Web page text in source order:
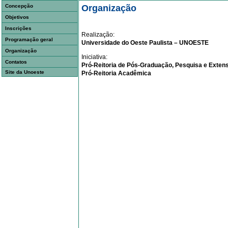
Organização
Realização:
Universidade do Oeste Paulista – UNOESTE
Iniciativa:
Pró-Reitoria de Pós-Graduação, Pesquisa e
Pró-Reitoria Acadêmica
Concepção
Objetivos
Inscrições
Programação geral
Organização
Contatos
Site da Unoeste